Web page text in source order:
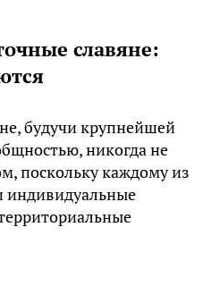
славяне:
будучи крупнейшей
никогда не
поскольку каждому из
индивидуальные